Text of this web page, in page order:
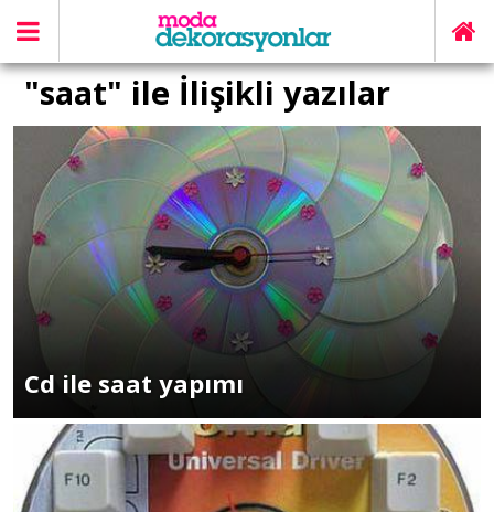
"saat" ile İlişikli yazılar
Cd ile saat yapımı